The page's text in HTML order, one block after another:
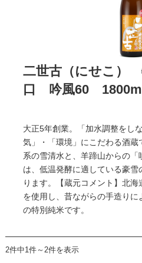
二世古（にせこ
口 吟風60 1800ml
大正5年創業。「加水調整をし
気」・「環境」にこだわる酒蔵
系の雪清水と、羊蹄山からの
は、低温発酵に適している豪
ります。【蔵元コメント】北海
を使用し、昔ながらの手造りに
の特別純米です。
2件中1件～2件を表示